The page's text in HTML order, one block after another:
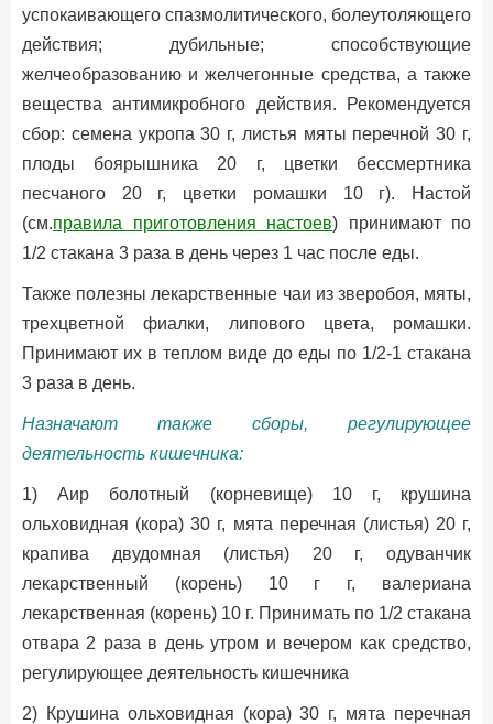
успокаивающего спазмолитического, болеутоляющего
действия; дубильные; способствующие
желчеобразованию и желчегонные средства, а также
вещества антимикробного действия. Рекомендуется
сбор: семена укропа 30 г, листья мяты перечной 30 г,
плоды боярышника 20 г, цветки бессмертника
песчаного 20 г, цветки ромашки 10 г). Настой
(см.правила приготовления настоев) принимают по
1/2 стакана 3 раза в день через 1 час после еды.
Также полезны лекарственные чаи из зверобоя, мяты,
трехцветной фиалки, липового цвета, ромашки.
Принимают их в теплом виде до еды по 1/2-1 стакана
3 раза в день.
Назначают также сборы, регулирующее
деятельность кишечника:
1) Аир болотный (корневище) 10 г, крушина
ольховидная (кора) 30 г, мята перечная (листья) 20 г,
крапива двудомная (листья) 20 г, одуванчик
лекарственный (корень) 10 г г, валериана
лекарственная (корень) 10 г. Принимать по 1/2 стакана
отвара 2 раза в день утром и вечером как средство,
регулирующее деятельность кишечника
2) Крушина ольховидная (кора) 30 г, мята перечная